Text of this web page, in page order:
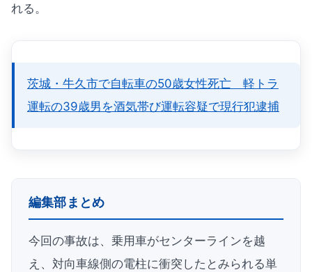
れる。
茨城・牛久市で自転車の50歳女性死亡 軽トラ
運転の39歳男を酒気帯び運転容疑で現行犯逮捕
編集部まとめ
今回の事故は、乗用車がセンターラインを越
え、対向車線側の電柱に衝突したとみられる単